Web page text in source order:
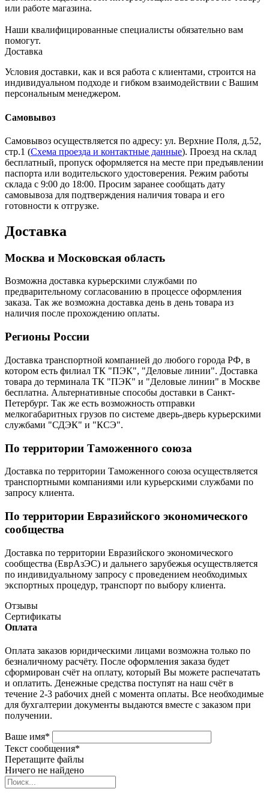
или работе магазина.
Наши квалифицированные специалисты обязательно вам
помогут.
Доставка
Условия доставки, как и вся работа с клиентами, строится на
индивидуальном подходе и гибком взаимодействии с Вашим
персональным менеджером.
Самовывоз
Самовывоз осуществляется по адресу: ул. Верхние Поля, д.52,
стр.1 (Схема проезда и контактные данные). Проезд на склад
бесплатный, пропуск оформляется на месте при предъявлении
паспорта или водительского удостоверения. Режим работы
склада с 9:00 до 18:00. Просим заранее сообщать дату
самовывоза для подтверждения наличия товара и его
готовности к отгрузке.
Доставка
Москва и Московская область
Возможна доставка курьерскими службами по
предварительному согласованию в процессе оформления
заказа. Так же возможна доставка день в день товара из
наличия после прохождению оплаты.
Регионы России
Доставка транспортной компанией до любого города РФ, в
котором есть филиал ТК "ПЭК", "Деловые линии". Доставка
товара до терминала ТК "ПЭК" и "Деловые линии" в Москве
бесплатна. Альтернативные способы доставки в Санкт-
Петербург. Так же есть возможность отправки
мелкогабаритных грузов по системе дверь-дверь курьерскими
службами "СДЭК" и "КСЭ".
По территории Таможенного союза
Доставка по территории Таможенного союза осуществляется
транспортными компаниями или курьерскими службами по
запросу клиента.
По территории Евразийского экономического
сообщества
Доставка по территории Евразийского экономического
сообщества (ЕврАзЭС) и дальнего зарубежья осуществляется
по индивидуальному запросу с проведением необходимых
экспортных процедур, транспорт по выбору клиента.
Отзывы
Сертификаты
Оплата
Оплата заказов юридическими лицами возможна только по
безналичному расчёту. После оформления заказа будет
сформирован счёт на оплату, который Вы можете распечатать
и оплатить. Денежные средства поступят на наш счёт в
течение 2-3 рабочих дней с момента оплаты. Все необходимые
для бухгалтерии документы выдаются вместе с заказом при
получении.
Ваше имя*
Текст сообщения*
Перетащите файлы
Ничего не найдено